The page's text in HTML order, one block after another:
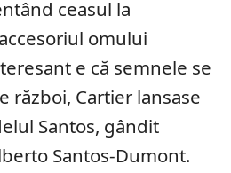
ceasul la
omului
e că semnele se
război, Cartier lansase
Santos, gândit
Santos-Dumont.